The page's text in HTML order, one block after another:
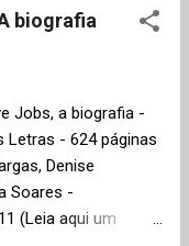
Tcheca.
A imagem foi
preto e branco
ameaçador em
uma mulher que
e
incentivando o
biografia
Jobs, a biografia -
Letras - 624 páginas
Denise
Soares -
(Leia aqui um